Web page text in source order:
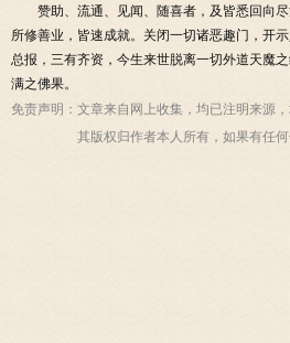
赞助、流通、见闻、随喜者，及皆悉回向
所修善业，皆速成就。关闭一切诸恶趣门，开
总报，三有齐资，今生来世脱离一切外道天魔
满之佛果。
免责声明： 文章来自网上收集，均已注明来源
其版权归作者本人所有，如果有任